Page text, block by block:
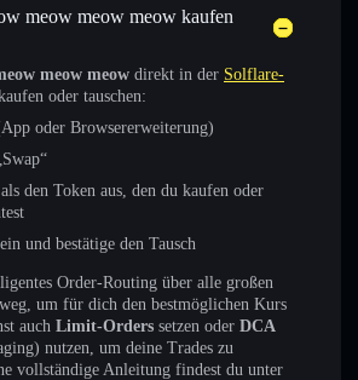
meow meow meow kaufen
meow meow direkt in der Solflare-
oder tauschen:
oder Browsererweiterung)
als den Token aus, den du kaufen oder
und bestätige den Tausch
Order-Routing über alle großen
um für dich den bestmöglichen Kurs
auch Limit-Orders setzen oder DCA
nutzen, um deine Trades zu
vollständige Anleitung findest du unter